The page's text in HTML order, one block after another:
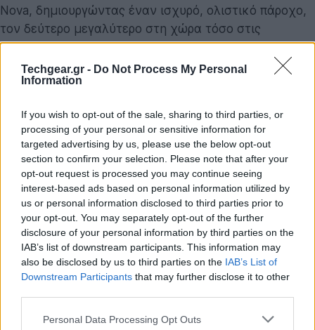
Techgear.gr - Do Not Process My Personal
Information
If you wish to opt-out of the sale, sharing to third parties, or
processing of your personal or sensitive information for
targeted advertising by us, please use the below opt-out
section to confirm your selection. Please note that after your
opt-out request is processed you may continue seeing
interest-based ads based on personal information utilized by
us or personal information disclosed to third parties prior to
your opt-out. You may separately opt-out of the further
disclosure of your personal information by third parties on the
IAB’s list of downstream participants. This information may
also be disclosed by us to third parties on the IAB’s List of
Downstream Participants that may further disclose it to other
Please note that this website/app uses one or more Google
Personal Data Processing Opt Outs
Nova, δημιουργώντας έναν ισχυρό, ολιστικό πάροχο,
τον δεύτερο μεγαλύτερο στη χώρα τόσο στις
υπηρεσίες σταθερής, όσο και τηλεόρασης.
Σε μία ελκυστική αγορά, με σημαντικές προοπτικές
διαθέτει ανταγωνιστικά πλεονεκτήματα, αυξάνοντας
την παρεχόμενη αξία για τους καταναλωτές στην
Ελλάδα μέσω συνδυαστικών προσφορών, νέων
τεχνολογιών και υπηρεσιών κορυφαίας ποιότητας.
Ο κύριος Νίκος Σταθόπουλος, Επικεφαλής τηςBC
Partnersκαι Πρόεδρος τηςUnited Group, δήλωσε:
Η εξαγορά και η ενσωμάτωση ισχυρών εγχώριων
εταιριών τηλεπικοινωνιών και μέσων ενημέρωσης
United Group. Η Ελλάδα είναι μία κομβικής